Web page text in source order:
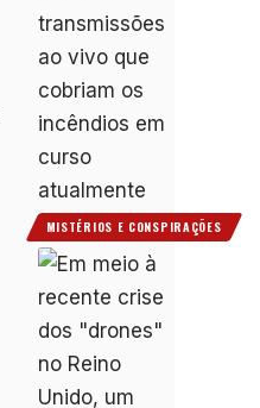
MISTÉRIOS E CONSPIRAÇÕES